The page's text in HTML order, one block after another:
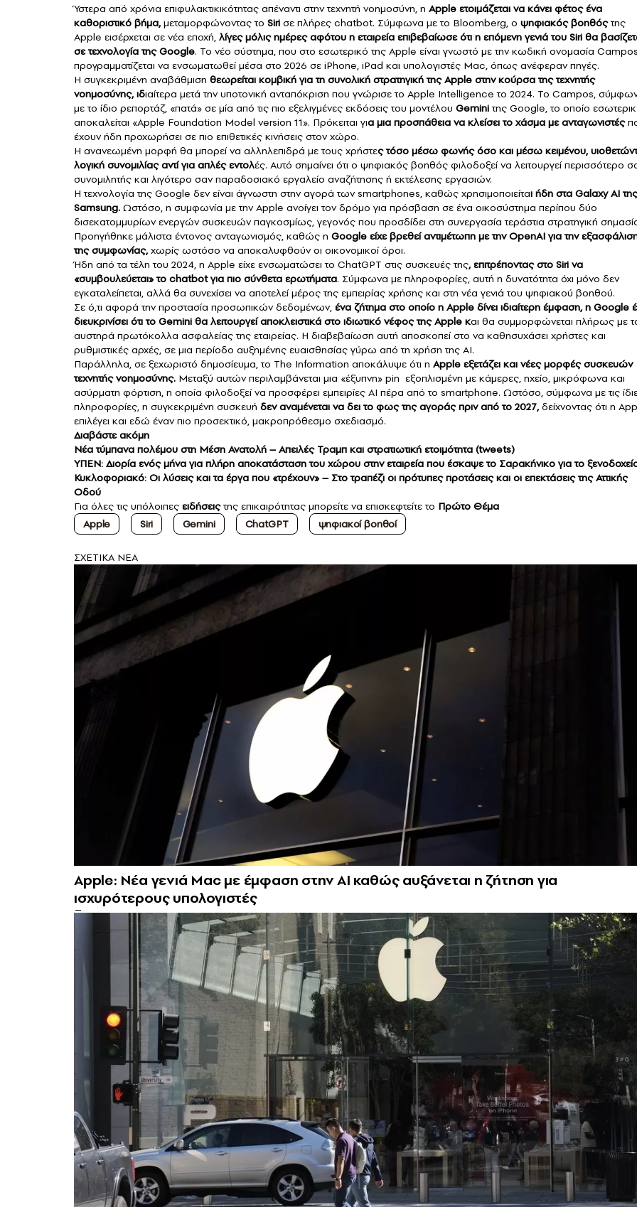
Ύστερα από χρόνια επιφυλακτικικότητας απέναντι στην τεχνητή νοημοσύνη, η Apple ετοιμάζεται να κάνει φέτος ένα
καθοριστικό βήμα,μεταμορφώνοντας το Siri σε πλήρες chatbot. Σύμφωνα με το Bloomberg, ο ψηφιακός βοηθόςτης
Apple εισέρχεται σε νέα εποχή, λίγες μόλις ημέρες αφότου η εταιρεία επιβεβαίωσε ότι η επόμενη γενιά του Siri θα
σε τεχνολογία της Google. Το νέο σύστημα, που στο εσωτερικό της Apple είναι γνωστό με την κωδική ονομασία
προγραμματίζεται να ενσωματωθεί μέσα στο 2026 σε iPhone, iPad και υπολογιστές Mac, όπως ανέφεραν πηγές.
Η συγκεκριμένη αναβάθμιση θεωρείται κομβική για τη συνολική στρατηγική της Apple στην κούρσα της τεχνητής
νοημοσύνης, ιδιαίτερα μετά την υποτονική ανταπόκριση που γνώρισε το Apple Intelligence το 2024. Το Campos,
με το ίδιο ρεπορτάζ, «πατά» σε μία από τις πιο εξελιγμένες εκδόσεις του μοντέλου Gemini της Google, το οποίο
αποκαλείται «Apple Foundation Model version 11». Πρόκειται για μια προσπάθεια να κλείσει το χάσμα με ανταγωνιστές
έχουν ήδη προχωρήσει σε πιο επιθετικές κινήσεις στον χώρο.
Η ανανεωμένη μορφή θα μπορεί να αλληλεπιδρά με τους χρήστες τόσο μέσω φωνής όσο και μέσω κειμένου,
λογική συνομιλίας αντί για απλές εντολές. Αυτό σημαίνει ότι ο ψηφιακός βοηθός φιλοδοξεί να λειτουργεί περισσότερο
συνομιλητής και λιγότερο σαν παραδοσιακό εργαλείο αναζήτησης ή εκτέλεσης εργασιών.
Η τεχνολογία της Google δεν είναι άγνωστη στην αγορά των smartphones, καθώς χρησιμοποιείται ήδη στα Galaxy AI της
Samsung. Ωστόσο, η συμφωνία με την Apple ανοίγει τον δρόμο για πρόσβαση σε ένα οικοσύστημα περίπου δύο
δισεκατομμυρίων ενεργών συσκευών παγκοσμίως, γεγονός που προσδίδει στη συνεργασία τεράστια στρατηγική
Προηγήθηκε μάλιστα έντονος ανταγωνισμός, καθώς η Google είχε βρεθεί αντιμέτωπη με την OpenAI για την
της συμφωνίας,χωρίς ωστόσο να αποκαλυφθούν οι οικονομικοί όροι.
Ήδη από τα τέλη του 2024, η Apple είχε ενσωματώσει το ChatGPT στις συσκευές της, επιτρέποντας στο Siri να
«συμβουλεύεται» το chatbot για πιο σύνθετα ερωτήματα. Σύμφωνα με πληροφορίες, αυτή η δυνατότητα όχι μόνο δεν
εγκαταλείπεται, αλλά θα συνεχίσει να αποτελεί μέρος της εμπειρίας χρήσης και στη νέα γενιά του ψηφιακού βοηθού.
Σε ό,τι αφορά την προστασία προσωπικών δεδομένων, ένα ζήτημα στο οποίο η Apple δίνει ιδιαίτερη έμφαση, η Google
διευκρινίσει ότι το Gemini θα λειτουργεί αποκλειστικά στο ιδιωτικό νέφος της Apple και θα συμμορφώνεται πλήρως με
αυστηρά πρωτόκολλα ασφαλείας της εταιρείας. Η διαβεβαίωση αυτή αποσκοπεί στο να καθησυχάσει χρήστες και
ρυθμιστικές αρχές, σε μια περίοδο αυξημένης ευαισθησίας γύρω από τη χρήση της ΑΙ.
Παράλληλα, σε ξεχωριστό δημοσίευμα, το The Information αποκάλυψε ότι η Apple εξετάζει και νέες μορφές συσκευών
τεχνητής νοημοσύνης. Μεταξύ αυτών περιλαμβάνεται μια «έξυπνη» pin εξοπλισμένη με κάμερες, ηχείο, μικρόφωνα και
ασύρματη φόρτιση, η οποία φιλοδοξεί να προσφέρει εμπειρίες ΑΙ πέρα από το smartphone. Ωστόσο, σύμφωνα με τις
πληροφορίες, η συγκεκριμένη συσκευή δεν αναμένεται να δει το φως της αγοράς πριν από το 2027,δείχνοντας ότι η
επιλέγει και εδώ έναν πιο προσεκτικό, μακροπρόθεσμο σχεδιασμό.
Διαβάστε ακόμη
Νέα τύμπανα πολέμου στη Μέση Ανατολή – Απειλές Τραμπ και στρατιωτική ετοιμότητα (tweets)
ΥΠΕΝ: Διορία ενός μήνα για πλήρη αποκατάσταση του χώρου στην εταιρεία που έσκαψε το Σαρακήνικο για το
Κυκλοφοριακό: Οι λύσεις και τα έργα που «τρέχουν» – Στο τραπέζι οι πρότυπες προτάσεις και οι επεκτάσεις της Αττικής
Οδού
Για όλες τις υπόλοιπες ειδήσειςτης επικαιρότητας μπορείτε να επισκεφτείτε το Πρώτο Θέμα
Apple
Siri Gemini ChatGPT ψηφιακοί βοηθοί
ΣXETIKA NEA
Apple: Νέα γενιά Mac με έμφαση στην AI καθώς αυξάνεται η ζήτηση για
ισχυρότερους υπολογιστές